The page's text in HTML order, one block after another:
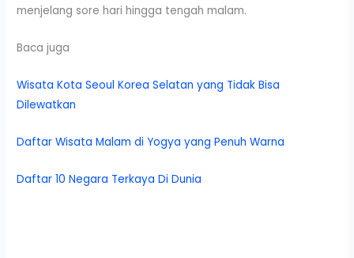
menjelang sore hari hingga tengah malam.
Baca juga
Wisata Kota Seoul Korea Selatan yang Tidak Bisa
Dilewatkan
Daftar Wisata Malam di Yogya yang Penuh Warna
Daftar 10 Negara Terkaya Di Dunia